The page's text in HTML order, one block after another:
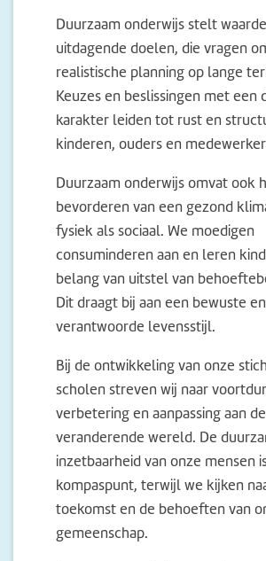
Duurzaam onderwijs stelt
uitdagende doelen, die vragen
realistische planning op lange
Keuzes en beslissingen met een
karakter leiden tot rust en
kinderen, ouders en
Duurzaam onderwijs omvat ook
bevorderen van een gezond
fysiek als sociaal. We moedigen
consuminderen aan en leren
belang van uitstel van
Dit draagt bij aan een bewuste en
verantwoorde levensstijl.
Bij de ontwikkeling van onze
scholen streven wij naar
verbetering en aanpassing aan de
veranderende wereld. De
inzetbaarheid van onze mensen
kompaspunt, terwijl we kijken
toekomst en de behoeften van
gemeenschap.